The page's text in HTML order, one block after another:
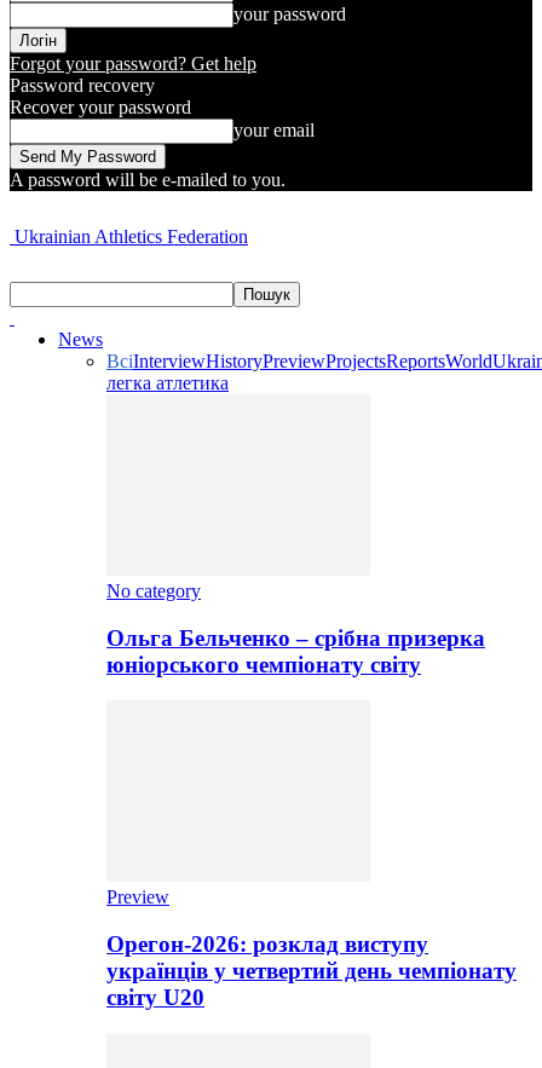
your password
Forgot your password? Get help
Password recovery
Recover your password
your email
A password will be e-mailed to you.
Ukrainian Athletics Federation
News
ВсіInterviewHistoryPreviewProjectsReportsWorld
легка атлетика
No category
Ольга Бельченко – срібна призерка
юніорського чемпіонату світу
Preview
Орегон-2026: розклад виступу
українців у четвертий день чемпіонату
світу U20